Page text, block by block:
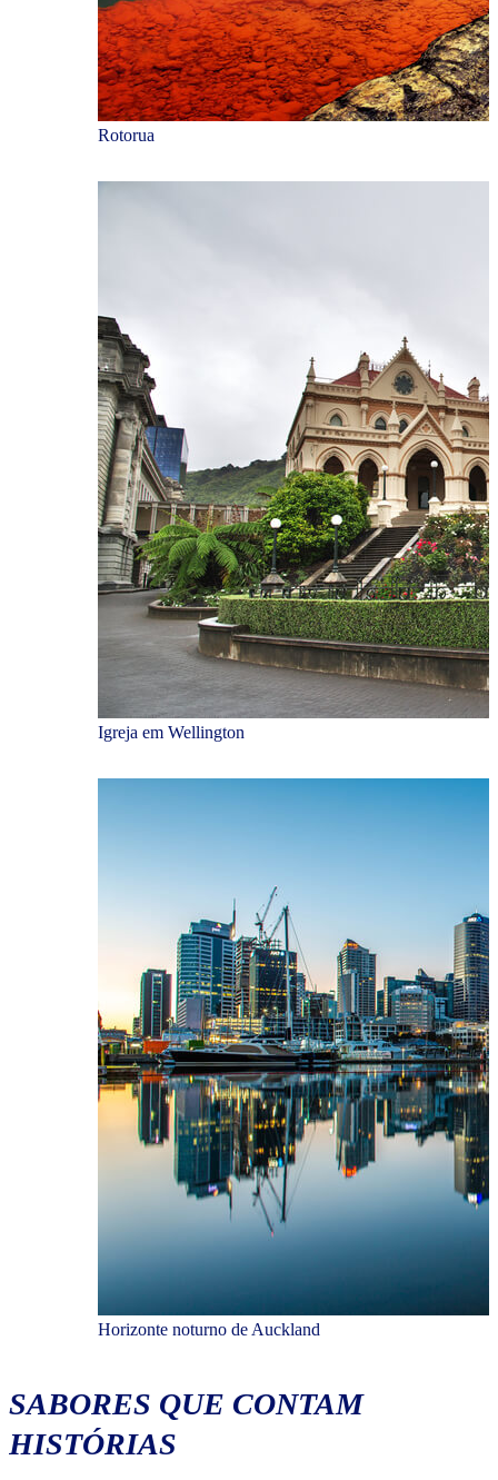
Rotorua
Igreja em Wellington
Horizonte noturno de Auckland
SABORES QUE CONTAM
HISTÓRIAS